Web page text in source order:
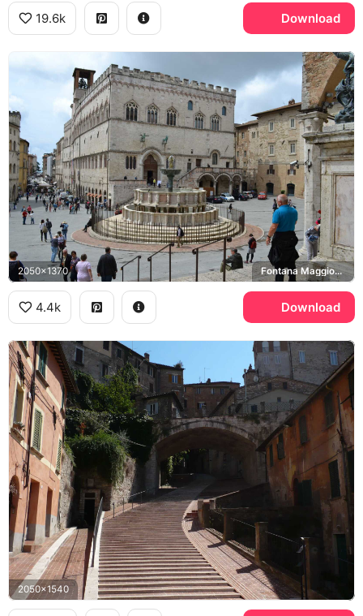
19.6k Download
2050x1370 Fontana Maggiore, Palazzo dei Priori, Piazza IV Novembre
4.4k Download
2050x1540